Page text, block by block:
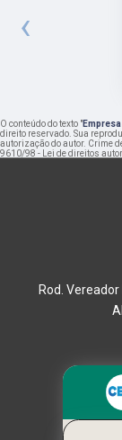
‹
O conteúdo do texto "
direito reservado. Sua
autorização do autor. Crime
9610/98 - Lei de direitos
Rod.